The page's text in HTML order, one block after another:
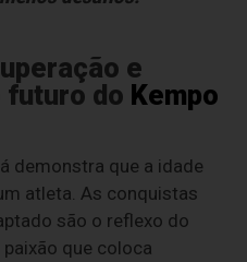
e
futuro do Kempo
demonstra que a idade
atleta. As conquistas
são o reflexo do
que coloca